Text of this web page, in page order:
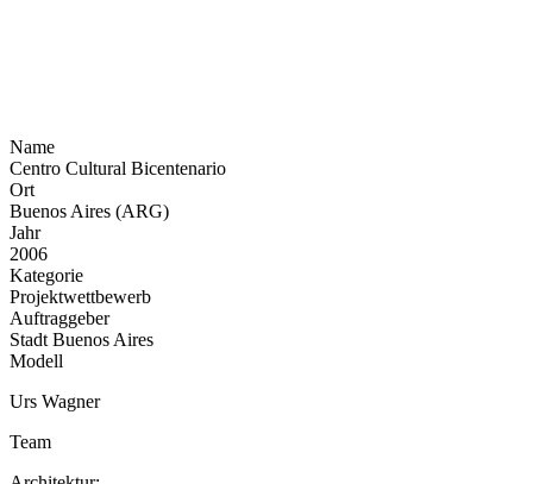
Name
Centro Cultural Bicentenario
Ort
Buenos Aires (ARG)
Jahr
2006
Kategorie
Projektwettbewerb
Auftraggeber
Stadt Buenos Aires
Modell
Urs Wagner
Team